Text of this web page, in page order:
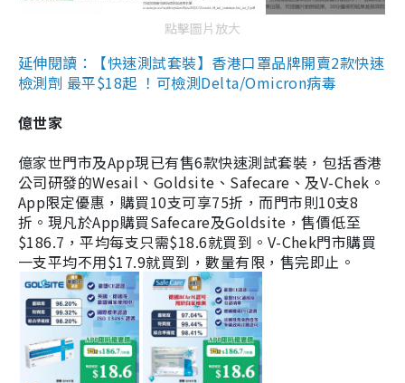
點擊圖片放大
延伸閱讀：【快速測試套裝】香港口罩品牌開賣2款快速
檢測劑 最平$18起 ！可檢測Delta/Omicron病毒
億世家
億家世門市及App現已有售6款快速測試套裝，包括香港
公司研發的Wesail、Goldsite、Safecare、及V-Chek。
App限定優惠，購買10支可享75折，而門市則10支8
折。現凡於App購買Safecare及Goldsite，售價低至
$186.7，平均每支只需$18.6就買到。V-Chek門市購買
一支平均不用$17.9就買到，數量有限，售完即止。